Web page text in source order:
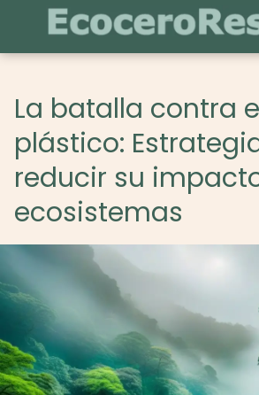
La batalla contra
plástico:
reducir su
ecosistemas